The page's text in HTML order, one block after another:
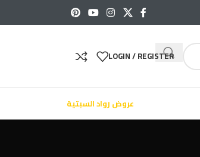
LOGIN / REGISTER
عروض رواد السبتية